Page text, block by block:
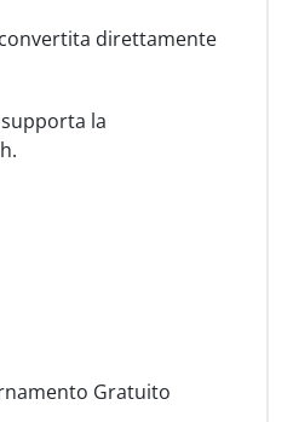
direttamente
la
Gratuito